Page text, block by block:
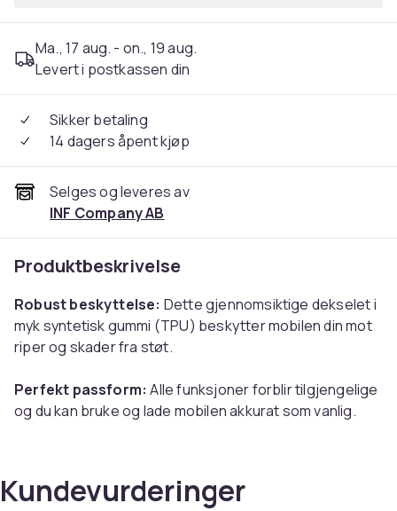
Ma., 17 aug. - on., 19 aug.
Levert i postkassen din
Sikker betaling
14 dagers åpent kjøp
Selges og leveres av
INF Company AB
Produktbeskrivelse
Robust beskyttelse: Dette gjennomsiktige dekselet i
myk syntetisk gummi (TPU) beskytter mobilen din mot
riper og skader fra støt.
Perfekt passform: Alle funksjoner forblir tilgjengelige
og du kan bruke og lade mobilen akkurat som vanlig.
Kundevurderinger